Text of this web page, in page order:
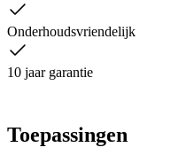
Onderhoudsvriendelijk
10 jaar garantie
Toepassingen